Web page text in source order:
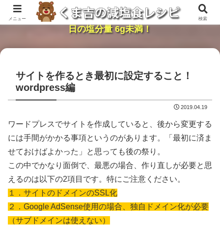
レンジで簡単・時短「くま吉の減塩食レシピ」１
日の塩分量 6g未満！
サイトを作るとき最初に設定すること！
wordpress編
2019.04.19
ワードプレスでサイトを作成していると、後から変更する
には手間がかかる事項というのがあります。「最初に済ま
せておけばよかった」と思っても後の祭り。
この中でかなり面倒で、最悪の場合、作り直しが必要と思
えるのは以下の2項目です。特にご注意ください。
１．サイトのドメインのSSL化
２．Google AdSense使用の場合、独自ドメイン化が必要
（サブドメインは使えない）
メニュー 検索